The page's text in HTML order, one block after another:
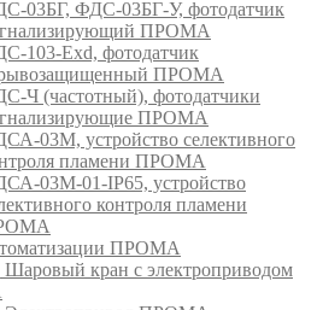
03БГ, ФДС-03БГ-У, фотодатчик
ПРОМА
103-Ехd, фотодатчик
ПРОМА
Ч (частотный), фотодатчики
ПРОМА
03М, устройство селективного
пламени ПРОМА
03М-01-IP65, устройство
контроля пламени
ПРОМА
кран c электроприводом